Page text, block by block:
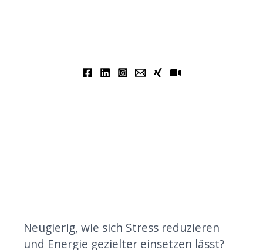
Neugierig, wie sich Stress reduzieren
und Energie gezielter einsetzen lässt?